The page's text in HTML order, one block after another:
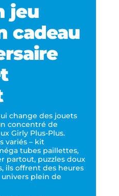
jeu
cadeau
change des jouets
concentré de
Girly Plus-Plus.
variés – kit
tubes paillettes,
partout, puzzles doux
ils offrent des heures
plein de